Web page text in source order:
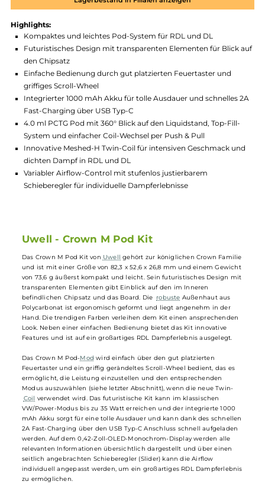
Hersteller:
GTIN: 6941736508122
Highlights:
Kompaktes und leichtes Pod-System für RDL und DL
Futuristisches Design mit transparenten Elementen für
den Chipsatz
Einfache Bedienung durch gut platzierten Feuertaster und
griffiges Scroll-Wheel
Integrierter 1000 mAh Akku für tolle Ausdauer und schnelles
dichten Dampf in RDL und DL
Schieberegler für individuelle Dampferlebnisse
Uwell - Crown M Pod Kit
Das Crown M Pod Kit vonUwellgehört zur königlichen Crown
und ist mit einer Größe von 82,3 x 52,6 x 26,8 mm und einem
von 73,6 g äußerst kompakt und leicht. Sein futuristisches Design
transparenten Elementen gibt Einblick auf den im Inneren
befindlichen Chipsatz und das Board. Die robusteAußenhaut aus
Polycarbonat ist ergonomisch geformt und liegt angenehm in der
Hand. Die trendigen Farben verleihen dem Kit einen ansprechenden
Look. Neben einer einfachen Bedienung bietet das Kit innovative
Features und ist auf ein großartiges RDL Dampferlebnis ausgelegt.
Das Crown M Pod- Mod wird einfach über den gut platzierten
Feuertaster und ein griffig gerändeltes Scroll-Wheel bedient, das es
ermöglicht, die Leistung einzustellen und den entsprechenden